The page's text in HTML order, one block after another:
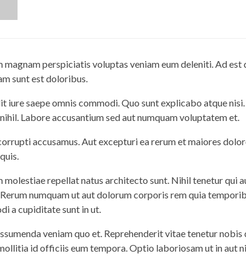
perspiciatis voluptas veniam eum deleniti. Ad est
sunt est doloribus.
iure saepe omnis commodi. Quo sunt explicabo atque
Labore accusantium sed aut numquam voluptatem et.
accusamus. Aut excepturi ea rerum et maiores
repellat natus architecto sunt. Nihil tenetur qui
numquam ut aut dolorum corporis rem quia
a cupiditate sunt in ut.
veniam quo et. Reprehenderit vitae tenetur
id officiis eum tempora. Optio laboriosam ut in aut